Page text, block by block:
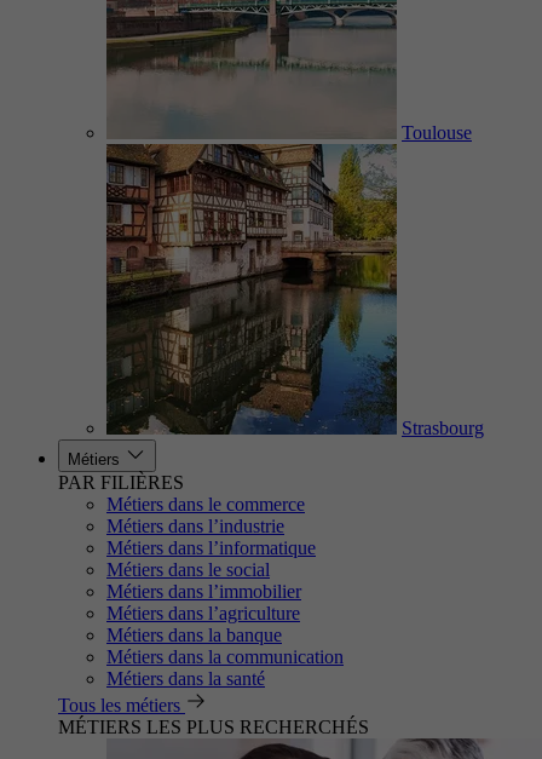
Toulouse
Strasbourg
Métiers
PAR FILIÈRES
Métiers dans le commerce
Métiers dans l’industrie
Métiers dans l’informatique
Métiers dans le social
Métiers dans l’immobilier
Métiers dans l’agriculture
Métiers dans la banque
Métiers dans la communication
Métiers dans la santé
Tous les métiers
MÉTIERS LES PLUS RECHERCHÉS